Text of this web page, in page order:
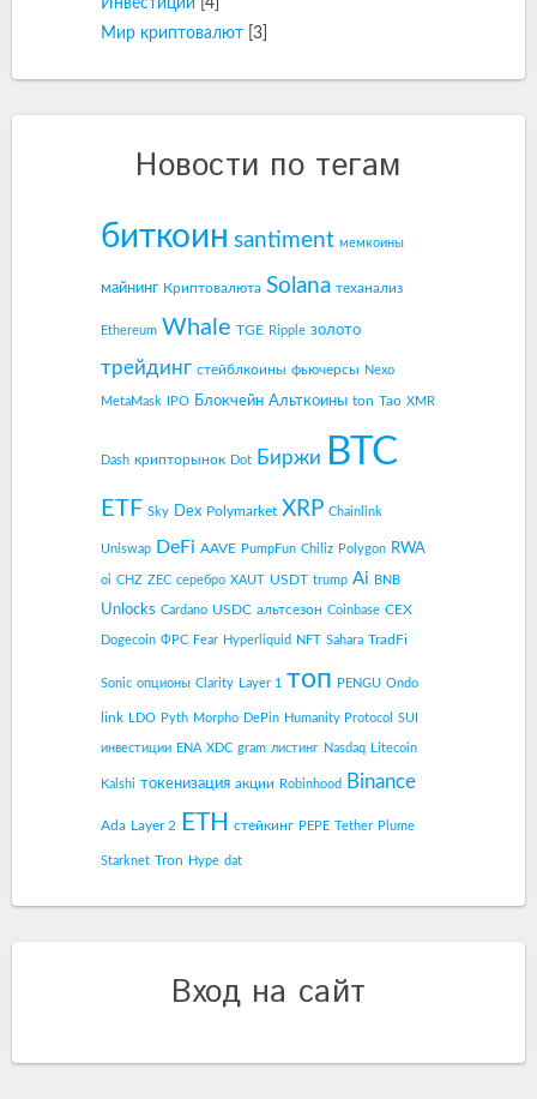
Инвестиции
[4]
Мир криптовалют [3]
Новости по тегам
биткоин santiment мемкоины
майнинг Криптовалюта Solana теханализ
Ethereum Whale TGE Ripple золото
трейдинг стейблкоины фьючерсы Nexo
MetaMask IPO Блокчейн Альткоины ton Tao XMR
Dash крипторынок Dot Биржи BTC
ETF Sky Dex Polymarket XRP Chainlink
Uniswap DeFi AAVE PumpFun Chiliz Polygon RWA
oi CHZ ZEC серебро XAUT USDT trump Ai BNB
Unlocks Cardano USDC альтсезон Coinbase CEX
Dogecoin ФРС Fear Hyperliquid NFT Sahara TradFi
Sonic опционы Clarity Layer 1 топ PENGU Ondo
link LDO Pyth Morpho DePin Humanity Protocol SUI
инвестиции ENA XDC gram листинг Nasdaq Litecoin
Kalshi токенизация акции Robinhood Binance
Ada Layer 2 ETH стейкинг PEPE Tether Plume
Starknet Tron Hype dat
Вход на сайт